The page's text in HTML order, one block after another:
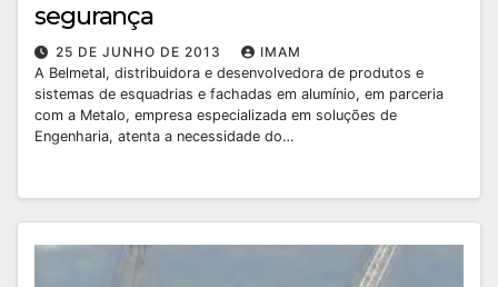
segurança
25 DE JUNHO DE 2013
IMAM
A Belmetal, distribuidora e desenvolvedora de produtos e
sistemas de esquadrias e fachadas em alumínio, em parceria
com a Metalo, empresa especializada em soluções de
Engenharia, atenta a necessidade do…